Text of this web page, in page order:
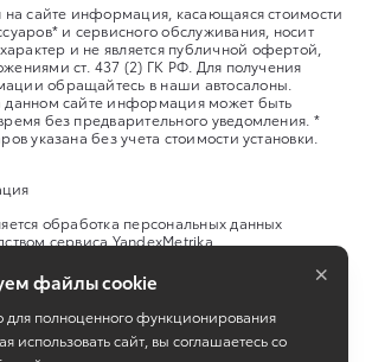
на сайте информация, касающаяся стоимости
и сервисного обслуживания, носит
и не является публичной офертой,
ст. 437 (2) ГК РФ. Для получения
обращайтесь в наши автосалоны.
данном сайте информация может быть
без предварительного уведомления. *
указана без учета стоимости установки.
обработка персональных данных
сервиса YandexMetrika
файлы cookie
для полноценного функционирования
использовать сайт, вы соглашаетесь со
×